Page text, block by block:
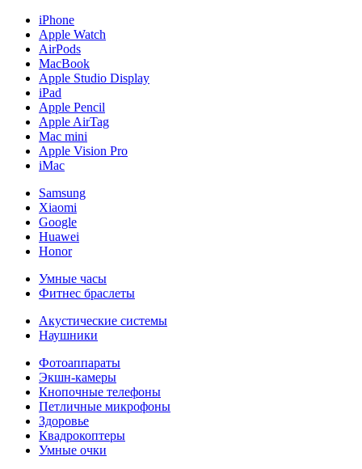
iPhone
Apple Watch
AirPods
MacBook
Apple Studio Display
iPad
Apple Pencil
Apple AirTag
Mac mini
Apple Vision Pro
iMac
Samsung
Xiaomi
Google
Huawei
Honor
Умные часы
Фитнес браслеты
Акустические системы
Наушники
Фотоаппараты
Экшн-камеры
Кнопочные телефоны
Петличные микрофоны
Здоровье
Квадрокоптеры
Умные очки